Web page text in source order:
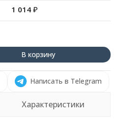
1 014 ₽
В корзину
Написать в Telegram
Характеристики